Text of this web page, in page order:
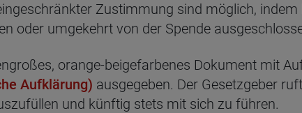
Zustimmung sind möglich,
oder umgekehrt von der Spende
orange-beigefarbenes Dokument mit
Aufklärung) ausgegeben. Der Gesetzgeber
und künftig stets mit sich zu führen.